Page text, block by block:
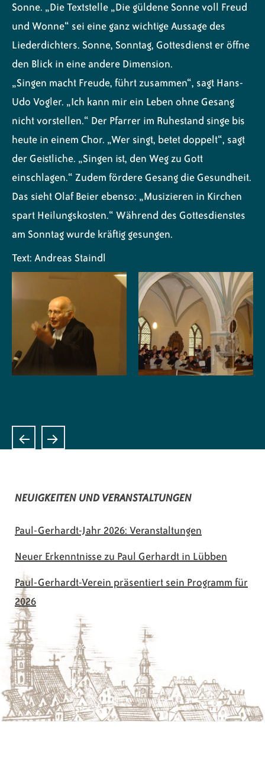
Sonne. „Die Textstelle „Die güldene Sonne voll Freud
und Wonne“ sei eine ganz wichtige Aussage des
Liederdichters. Sonne, Sonntag, Gottesdienst er öffne
den Blick in eine andere Dimension.
„Singen macht Freude, führt zusammen“, sagt Hans-
Udo Vogler. „Ich kann mir ein Leben ohne Gesang
nicht vorstellen.“ Der Pfarrer im Ruhestand singe bis
heute in einem Chor. „Wer singt, betet doppelt“, sagt
der Geistliche. „Singen ist, den Weg zu Gott
einschlagen.“ Zudem fördere Gesang die Gesundheit.
Das sieht Olaf Beier ebenso: „Musizieren in Kirchen
spart Heilungskosten.“ Während des Gottesdienstes
am Sonntag wurde kräftig gesungen.
Text: Andreas Staindl
NEUIGKEITEN UND VERANSTALTUNGEN
Paul-Gerhardt-Jahr 2026: Veranstaltungen
Neuer Erkenntnisse zu Paul Gerhardt in Lübben
Paul-Gerhardt-Verein präsentiert sein Programm für
2026
© 2026 Paul-Gerhardt-Verein Lübben e.V.